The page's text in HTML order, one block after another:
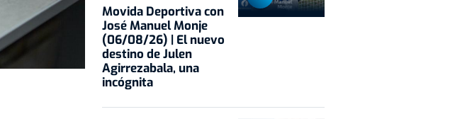
Movida Deportiva con
José Manuel Monje
(06/08/26) | El nuevo
destino de Julen
Agirrezabala, una
incógnita